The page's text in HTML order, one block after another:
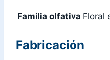
Familia olfativa Floral
Fabricación